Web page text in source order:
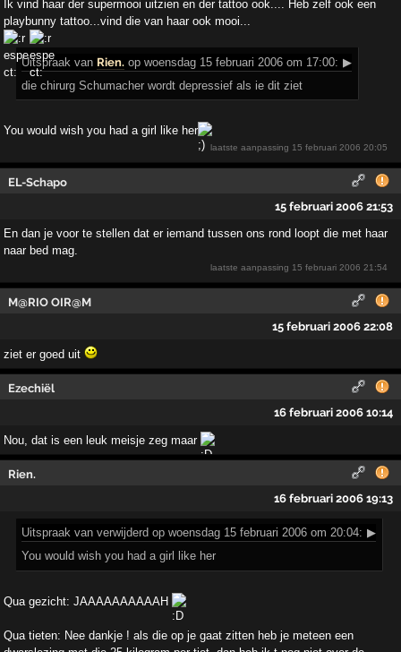
Ik vind haar der supermooi uitzien en der tattoo ook.... Heb zelf ook een
playbunny tattoo...vind die van haar ook mooi...
Uitspraak van Rien. op woensdag 15 februari 2006 om 17:00: ▶
die chirurg Schumacher wordt depressief als ie dit ziet
You would wish you had a girl like her
laatste aanpassing 15 februari 2006 20:05
EL-Schapo
15 februari 2006 21:53
En dan je voor te stellen dat er iemand tussen ons rond loopt die met haar
naar bed mag.
laatste aanpassing 15 februari 2006 21:54
M@RIO OIR@M
15 februari 2006 22:08
ziet er goed uit
Ezechiël
16 februari 2006 10:14
Nou, dat is een leuk meisje zeg maar
Rien.
16 februari 2006 19:13
Uitspraak van verwijderd op woensdag 15 februari 2006 om 20:04: ▶
You would wish you had a girl like her
Qua gezicht: JAAAAAAAAAAH
Qua tieten: Nee dankje ! als die op je gaat zitten heb je meteen een